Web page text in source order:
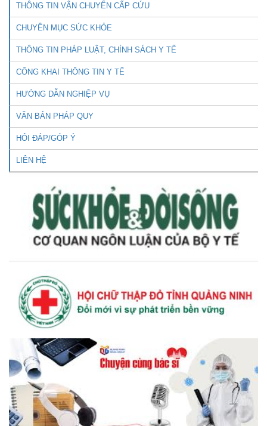
THÔNG TIN VẬN CHUYỂN CẤP CỨU
CHUYÊN MỤC SỨC KHỎE
THÔNG TIN PHÁP LUẬT, CHÍNH SÁCH Y TẾ
CÔNG KHAI THÔNG TIN Y TẾ
HƯỚNG DẪN NGHIỆP VỤ
VĂN BẢN PHÁP QUY
HỎI ĐÁP/GÓP Ý
LIÊN HỆ